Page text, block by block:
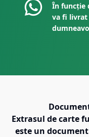
În funcție
va fi livrat
Extrasul de carte
este un